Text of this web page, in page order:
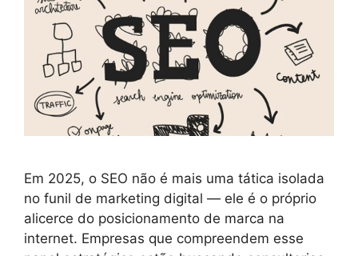
Em 2025, o SEO não é mais uma tática isolada
no funil de marketing digital — ele é o próprio
alicerce do posicionamento de marca na
internet. Empresas que compreendem esse